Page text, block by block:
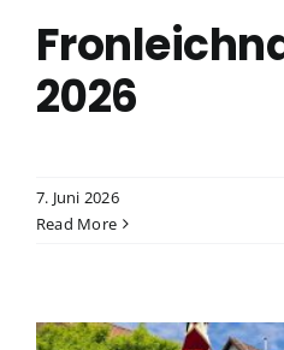
2026
7. Juni 2026
Read More